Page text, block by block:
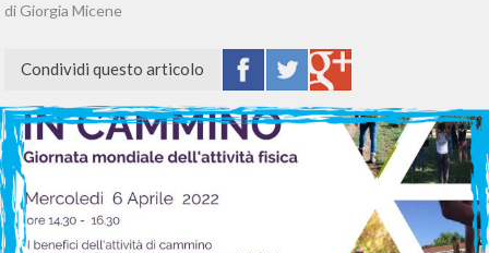
di Giorgia Micene
Condividi questo articolo